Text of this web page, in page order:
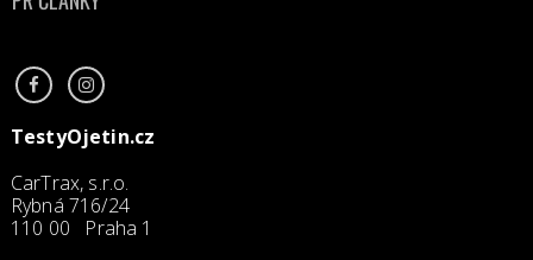
TestyOjetin.cz
CarTrax, s.r.o.
Rybná 716/24
110 00 Praha 1